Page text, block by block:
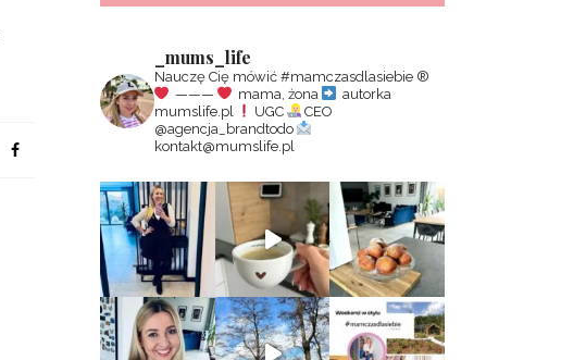
_mums_life
Nauczę Cię mówić #mamczasdlasiebie ®️
———
mama, żona
autorka
mumslife.pl
UGC
CEO
@agencja_brandtodo
kontakt@mumslife.pl